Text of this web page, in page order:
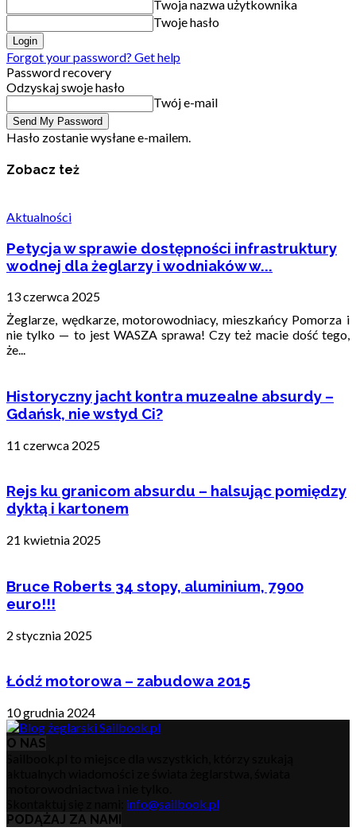
Twoja nazwa użytkownika
Twoje hasło
Forgot your password? Get help
Password recovery
Odzyskaj swoje hasło
Twój e-mail
Hasło zostanie wysłane e-mailem.
Zobacz też
Aktualności
Petycja w sprawie dostępności infrastruktury
wodnej dla żeglarzy i wodniaków w...
13 czerwca 2025
Żeglarze, wędkarze, motorowodniacy, mieszkańcy Pomorza i
nie tylko — to jest WASZA sprawa! Czy też macie dość tego,
że...
Historyczny jacht kontra muzealne absurdy –
Gdańsk, nie wstyd Ci?
11 czerwca 2025
Rejs ku granicom absurdu – halsując pomiędzy
dyktą i kartonem
21 kwietnia 2025
Bruce Roberts 34 stopy, aluminium, 7900
euro!!!
2 stycznia 2025
Łódź motorowa – zabudowa 2015
10 grudnia 2024
O NAS
info@sailbook.pl
PODĄŻAJ ZA NAMI